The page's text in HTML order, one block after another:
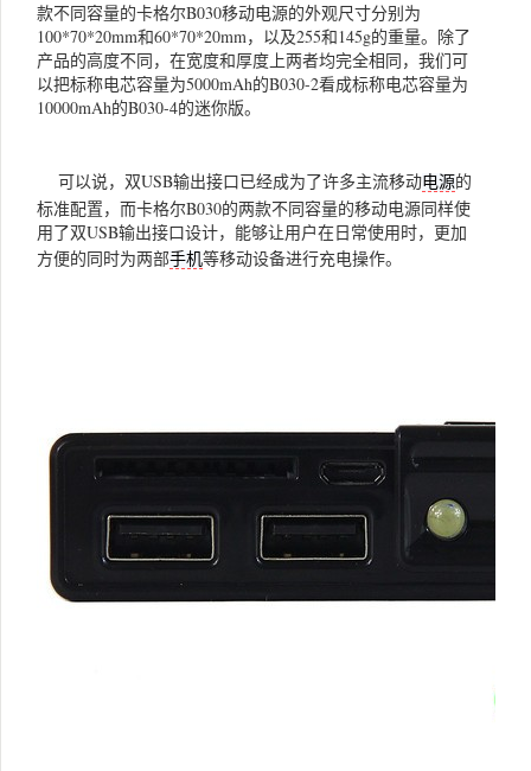
款不同容量的卡格尔B030移动电源的外观尺寸分别为
100*70*20mm和60*70*20mm，以及255和145g的重量。除了
产品的高度不同，在宽度和厚度上两者均完全相同，我们可
以把标称电芯容量为5000mAh的B030-2看成标称电芯容量为
10000mAh的B030-4的迷你版。
可以说，双USB输出接口已经成为了许多主流移动电源的
标准配置，而卡格尔B030的两款不同容量的移动电源同样使
用了双USB输出接口设计，能够让用户在日常使用时，更加
方便的同时为两部手机等移动设备进行充电操作。